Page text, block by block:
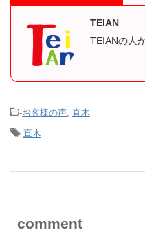
TEIAN
TEIANの人
-お客様の声 直木
-直木
comment